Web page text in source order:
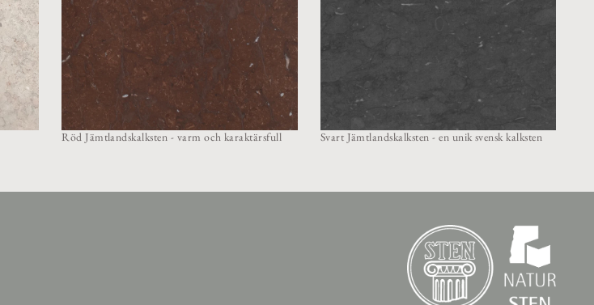
Röd Jämtlandskalksten - varm och karaktärsfull Svart Jämtlandskalksten - en unik svensk kalksten